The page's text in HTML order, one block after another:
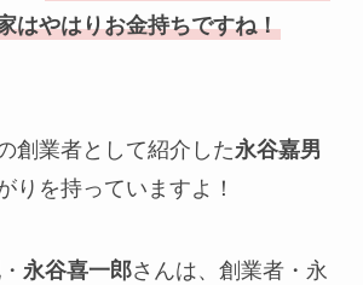
はやはりお金持ちですね！
創業者として紹介した永谷嘉男
りを持っていますよ！
・ 永谷喜一郎さんは、創業者・ 永